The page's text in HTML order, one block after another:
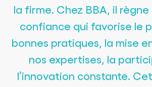
la firme. Chez BBA, il
confiance qui favorise le
bonnes pratiques, la mise
nos expertises, la
l’innovation constante.